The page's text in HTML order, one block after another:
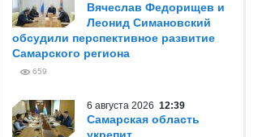
Вячеслав Федорищев и
Леонид Симановский
обсудили перспективное развитие
Самарского региона
659
6 августа 2026 12:39
Самарская область